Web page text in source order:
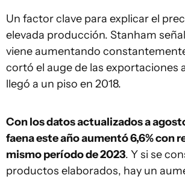
Un factor clave para explicar el
elevada producción. Stanham
viene aumentando
cortó el auge de las exportaciones
llegó a un piso en 2018.
Con los datos actualizados a
faena este año aumentó 6,6% con
mismo período de 2023. Y si se
productos elaborados, hay un